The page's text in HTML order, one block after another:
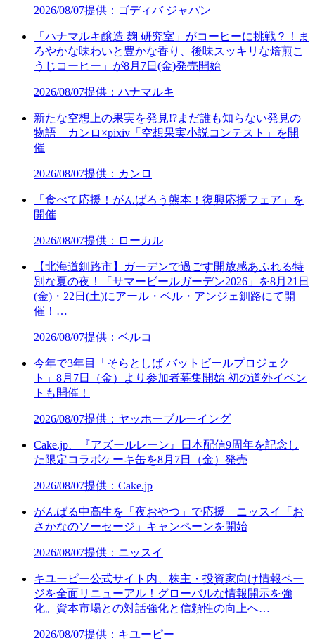
2026/08/07提供：ゴディバ ジャパン
「ハナマルキ醸造 麹 研究室」がコーヒーに挑戦？！ま
ろやかな味わいと豊かな香り、後味スッキリな焙煎こ
うじコーヒー」が8月7日(金)発売開始
2026/08/07提供：ハナマルキ
新たな空想上の果実を発見!?まだ誰も知らない発見の
物語 カンロ×pixiv「空想果実小説コンテスト」を開
催
2026/08/07提供：カンロ
「食べて応援！がんばろう熊本！復興応援フェア」を
開催
2026/08/07提供：ローカル
【北海道釧路市】ガーデンで過ごす開放感あふれる特
別な夏の夜！「サマービールガーデン2026」を8月21日
(金)・22日(土)にアール・ベル・アンジェ釧路にて開
催！…
2026/08/07提供：ベルコ
今年で3年目「そらとしば バットビールプロジェク
ト」8月7日（金）より参加者募集開始 初の道外イベン
トも開催！
2026/08/07提供：ヤッホーブルーイング
Cake.jp、『アズールレーン』日本配信9周年を記念し
た限定コラボケーキ缶を8月7日（金）発売
2026/08/07提供：Cake.jp
がんばる中高生を「夜おやつ」で応援 ニッスイ「お
さかなのソーセージ」キャンペーンを開始
2026/08/07提供：ニッスイ
キユーピー公式サイト内、株主・投資家向け情報ペー
ジを全面リニューアル！グローバルな情報開示を強
化。資本市場との対話強化と信頼性の向上へ…
2026/08/07提供：キユーピー